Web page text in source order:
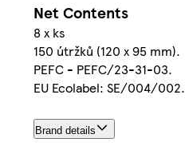
Net Contents
8 x ks
150 útržků (120 x 95 mm).
PEFC - PEFC/23-31-03.
EU Ecolabel: SE/004/002.
Brand details